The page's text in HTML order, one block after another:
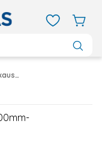
Motor Ventilador Exaustor Vix 400mm